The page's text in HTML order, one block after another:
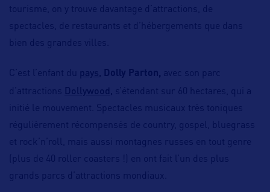
tourisme, on y trouve davantage d’attractions, de
spectacles, de restaurants et d’hébergements que dans
bien des grandes villes.
C’est l’enfant du pays, Dolly Parton, avec son parc
d’attractions Dollywood, s’étendant sur 60 hectares, qui a
initié le mouvement. Spectacles musicaux très toniques
régulièrement récompensés de country, gospel, bluegrass
et rock’n’roll, mais aussi montagnes russes en tout genre
(plus de 40 roller coasters !) en ont fait l’un des plus
grands parcs d’attractions mondiaux.